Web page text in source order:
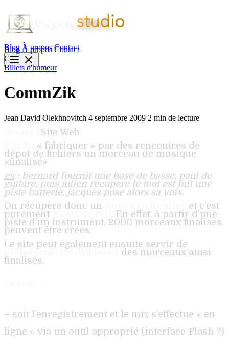
Blog À propos Contact
BlogÀ proposContact
C
Billets d'humeur
CommZik
Jean David Olekhnovitch 4 septembre 2009 2 min de lecture
: Site Web
: « fabriquer » par des rencontres de
dépot de fichiers un morceau de musique
«finalisé»
ex: bernard fournit une base de basse, paul de
guitare, puis julien récupere le tout est fait une
piste batterie, jacques pose alors sa voix.
On récupère donc un
et c’est
purement
. En effet, à partir d’une
piste d’un instrument, 2000 morceaux finalisés
peuvent être crées.
Le site peut également ensuite servir de
plateforme de diffusion
des morceaux ainsi
finalisés.
– soit l’enregistrement et le mix s’effectue « en
ligne » via un outil approprié (interface Flash ?)